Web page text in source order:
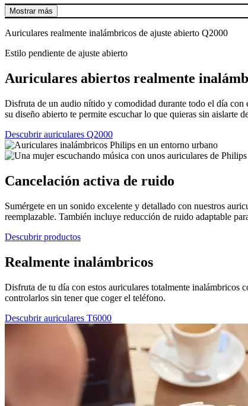
Mostrar más
Auriculares realmente inalámbricos de ajuste abierto Q2000
Estilo pendiente de ajuste abierto
Auriculares abiertos realmente
Disfruta de un audio nítido y comodidad durante todo el día con
su diseño abierto te permite escuchar lo que quieras sin aislarte
Descubrir auriculares Q2000
Cancelación activa de ruido
Sumérgete en un sonido excelente y detallado con nuestros
reemplazable. También incluye reducción de ruido adaptable
Descubrir productos
Realmente inalámbricos
Disfruta de tu día con estos auriculares totalmente inalámbricos
controlarlos sin tener que coger el teléfono.
Descubrir auriculares T6000